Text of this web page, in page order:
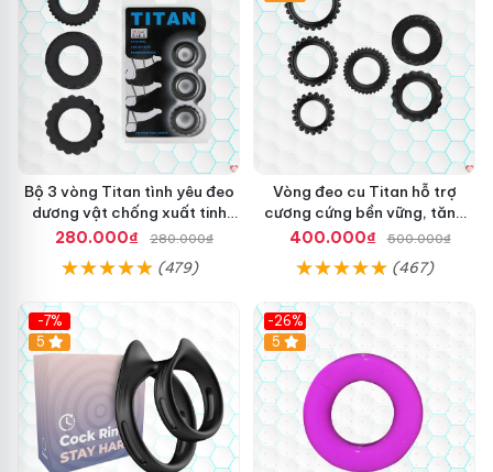
Bộ 3 vòng Titan tình yêu đeo
dương vật chống xuất tinh
sớm chất liệu silicon y tế
280.000₫ 280.000₫
(479)
Vòng đeo cu Titan hỗ trợ
cương cứng bền vững, tăng
khoái cảm
400.000₫ 500.000₫
(467)
-7%
5
-26%
5